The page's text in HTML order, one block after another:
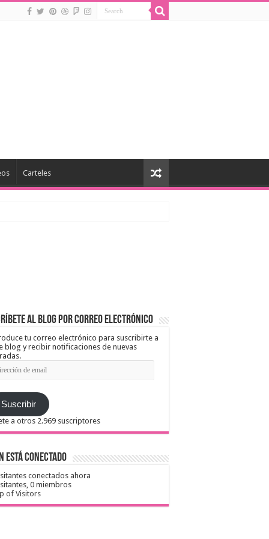
Carteles
al blog por correo electrónico
tu correo electrónico para suscribirte a
blog y recibir notificaciones de nuevas
Suscribir
a otros 2.969 suscriptores
está conectado
conectados ahora
0 miembros
of Visitors